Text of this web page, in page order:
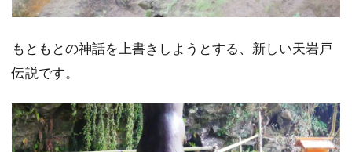
もともとの神話を上書きしようとする、新しい天岩戸
伝説です。